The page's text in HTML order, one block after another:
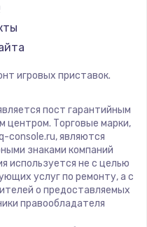
питания
стекла
игровых приставок.
пост гарантийным
центром. Торговые марки,
console.ru, являются
знаками компаний
используется не с целью
услуг по ремонту, а с
о предоставляемых
правообладателя